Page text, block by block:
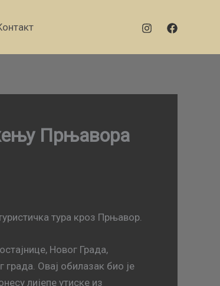
Прњавора
тура кроз Прњавор.
Новог Града,
Овај обилазак био је
лијепе утиске из